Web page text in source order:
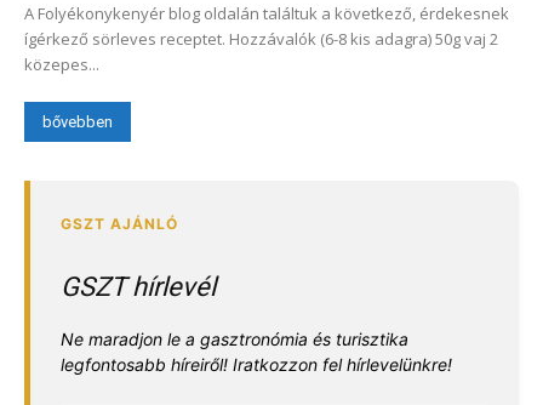
A Folyékonykenyér blog oldalán találtuk a következő, érdekesnek
ígérkező sörleves receptet. Hozzávalók (6-8 kis adagra) 50g vaj 2
közepes...
bővebben
GSZT hírlevél
Ne maradjon le a gasztronómia és turisztika
legfontosabb híreiről! Iratkozzon fel hírlevelünkre!